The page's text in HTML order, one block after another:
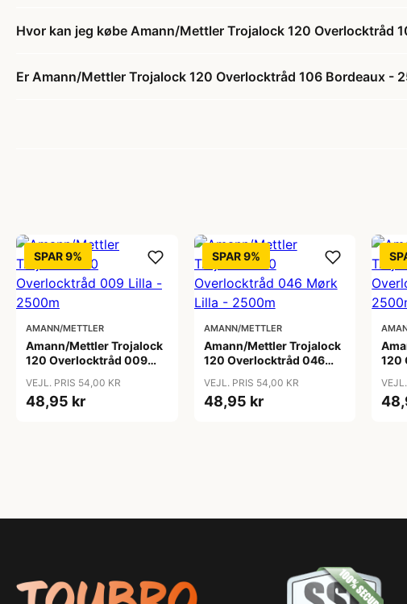
Hvor kan jeg købe Amann/Mettler Trojalock 120 Overlocktråd
Er Amann/Mettler Trojalock 120 Overlocktråd 106 Bordeaux -
SPAR 9%
AMANN/METTLER
Amann/Mettler Trojalock
120 Overlocktråd 009
VEJL. PRIS 54,00 KR
48,95 kr
SPAR 9%
AMANN/METTLER
Amann/Mettler Trojalock
120 Overlocktråd 046
VEJL. PRIS 54,00 KR
48,95 kr
120